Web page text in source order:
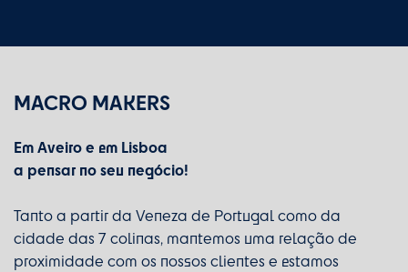
MACRO MAKERS
Em Aveiro e em Lisboa
a pensar no seu negócio!
Tanto a partir da Veneza de Portugal como da
cidade das 7 colinas, mantemos uma relação de
proximidade com os nossos clientes e estamos